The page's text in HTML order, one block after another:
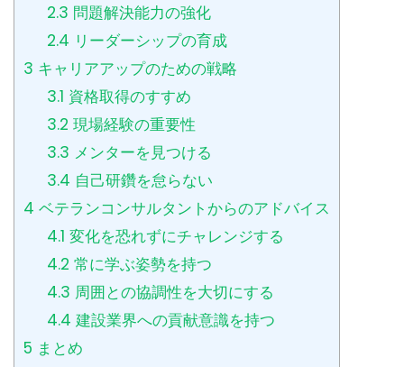
2.3 問題解決能力の強化
2.4 リーダーシップの育成
3 キャリアアップのための戦略
3.1 資格取得のすすめ
3.2 現場経験の重要性
3.3 メンターを見つける
3.4 自己研鑽を怠らない
4 ベテランコンサルタントからのアドバイス
4.1 変化を恐れずにチャレンジする
4.2 常に学ぶ姿勢を持つ
4.3 周囲との協調性を大切にする
4.4 建設業界への貢献意識を持つ
5 まとめ